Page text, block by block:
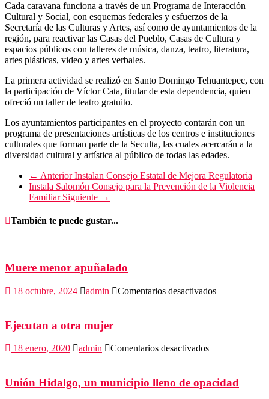
Cada caravana funciona a través de un Programa de Interacción
Cultural y Social, con esquemas federales y esfuerzos de la
Secretaría de las Culturas y Artes, así como de ayuntamientos de la
región, para reactivar las Casas del Pueblo, Casas de Cultura y
espacios públicos con talleres de música, danza, teatro, literatura,
artes plásticas, video y artes verbales.
La primera actividad se realizó en Santo Domingo Tehuantepec, con
la participación de Víctor Cata, titular de esta dependencia, quien
ofreció un taller de teatro gratuito.
Los ayuntamientos participantes en el proyecto contarán con un
programa de presentaciones artísticas de los centros e instituciones
culturales que forman parte de la Seculta, las cuales acercarán a la
diversidad cultural y artística al público de todas las edades.
← AnteriorInstalan Consejo Estatal de Mejora Regulatoria
Instala Salomón Consejo para la Prevención de la Violencia
Familiar Siguiente →
También te puede gustar...
Muere menor apuñalado
18 octubre, 2024 admin Comentarios desactivadosen
Ejecutan a otra mujer
18 enero, 2020 admin Comentarios desactivadosen
otra
Unión Hidalgo, un municipio lleno de opacidad